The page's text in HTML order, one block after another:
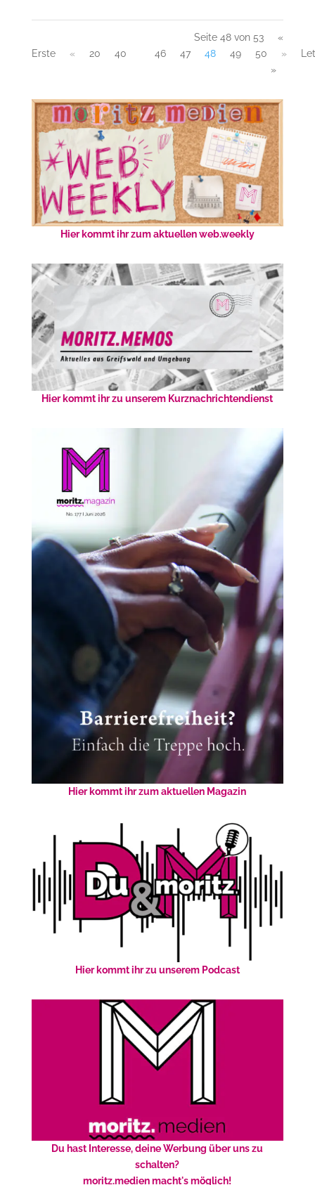
Seite 48 von 53
«
Erste
« 20 40 46 47 48 49 50 »
»
Hier kommt ihr zum aktuellen web.weekly
Hier kommt ihr zu unserem Kurznachrichtendienst
Hier kommt ihr zum aktuellen Magazin
Hier kommt ihr zu unserem Podcast
Du hast Interesse, deine Werbung über uns zu
schalten?
moritz.medien macht's möglich!